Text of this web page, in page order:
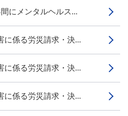
にメンタルヘルス...
係る労災請求・決...
係る労災請求・決...
係る労災請求・決...